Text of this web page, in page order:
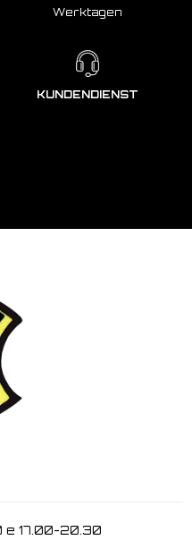
Werktagen
KUNDENDIENST
e 17.00-20.30